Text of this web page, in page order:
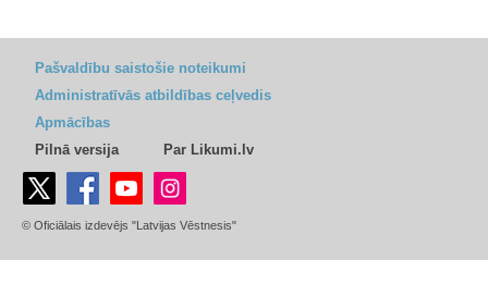
Pašvaldību saistošie noteikumi
Administratīvās atbildības ceļvedis
Apmācības
Pilnā versija
Par Likumi.lv
© Oficiālais izdevējs "Latvijas Vēstnesis"